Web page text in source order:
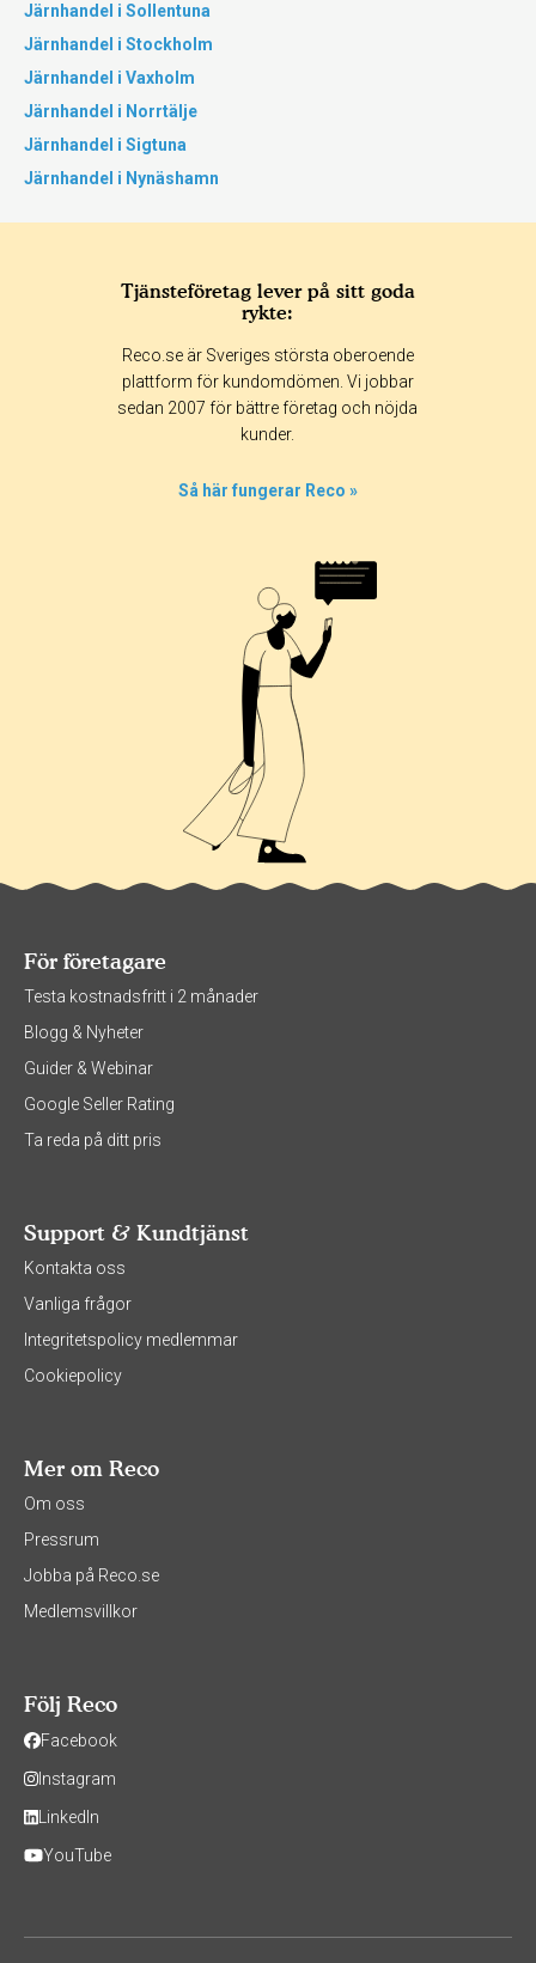
Järnhandel i Sollentuna
Järnhandel i Stockholm
Järnhandel i Vaxholm
Järnhandel i Norrtälje
Järnhandel i Sigtuna
Järnhandel i Nynäshamn
Tjänsteföretag lever på sitt goda
rykte:
Reco.se är Sveriges största oberoende
plattform för kundomdömen. Vi jobbar
sedan 2007 för bättre företag och nöjda
kunder.
Så här fungerar Reco »
För företagare
Testa kostnadsfritt i 2 månader
Blogg & Nyheter
Guider & Webinar
Google Seller Rating
Ta reda på ditt pris
Support & Kundtjänst
Kontakta oss
Vanliga frågor
Integritetspolicy medlemmar
Cookiepolicy
Mer om Reco
Om oss
Pressrum
Jobba på Reco.se
Medlemsvillkor
Följ Reco
Facebook
Instagram
LinkedIn
YouTube